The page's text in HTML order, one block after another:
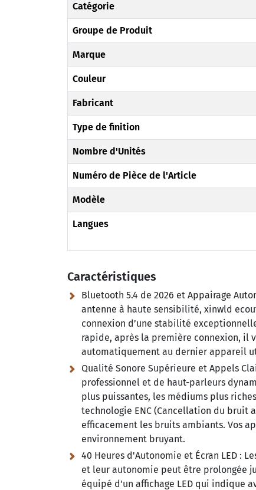
Catégorie
Groupe de Produit
Marque
Couleur
Fabricant
Type de finition
Nombre d'Unités
Numéro de Pièce de l'Article
Modèle
Langues
Caractéristiques
Bluetooth 5.4 de 2026 et Appairage
antenne à haute sensibilité, xinwld
connexion d’une stabilité
rapide, après la première connexion, il
automatiquement au dernier appareil
Qualité Sonore Supérieure et Appels
professionnel et de haut-parleurs
plus puissantes, les médiums plus
technologie ENC (Cancellation du bruit
efficacement les bruits ambiants. Vos
environnement bruyant.
40 Heures d'Autonomie et Écran LED :
et leur autonomie peut être prolongée
équipé d'un affichage LED qui indique